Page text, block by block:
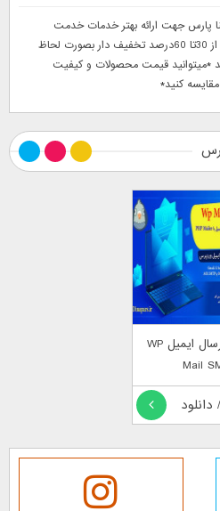
پارس جهت ارائه بهتر خدمات خدمت
مشتریان عزیز. تمام محصولات خود را از 30تا 60درصد تخفیف دار بصورت لحاظ
*میتوانید قیمت محصولات و کیفیت
کنید*
افزونه ارسال ایمیل WP
Mail
دانلود